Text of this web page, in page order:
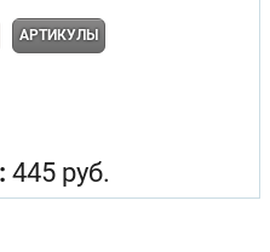
АРТИКУЛЫ
445 руб.